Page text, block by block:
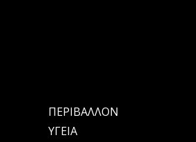
ΠΕΡΙΒΑΛΛΟΝ
ΥΓΕΙΑ